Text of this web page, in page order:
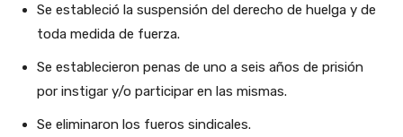
Se estableció la suspensión del derecho de huelga y de
toda medida de fuerza.
Se establecieron penas de uno a seis años de prisión
por instigar y/o participar en las mismas.
Se eliminaron los fueros sindicales.